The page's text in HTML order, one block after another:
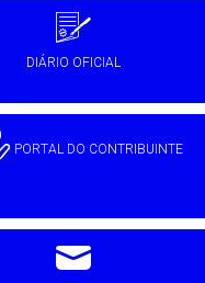
DIÁRIO OFICIAL
PORTAL DO CONTRIBUINTE